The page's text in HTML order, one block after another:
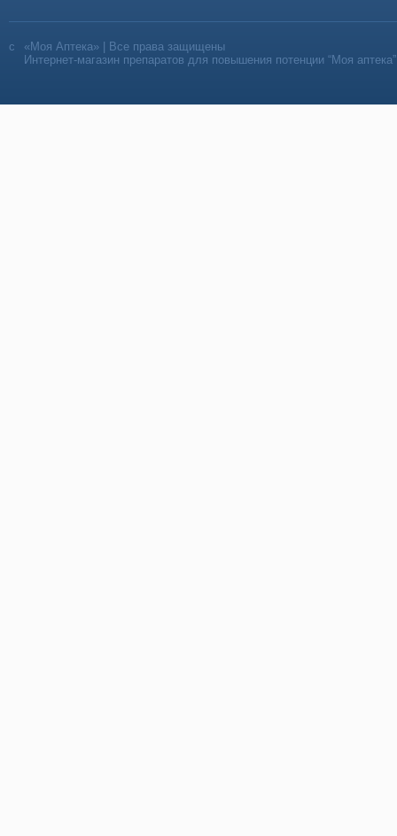
«Моя Аптека» | Все права защищены
Интернет-магазин препаратов для повышения потенции “Моя